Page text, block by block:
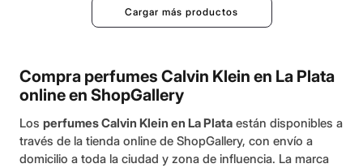
Compra perfumes Calvin Klein en La Plata
online en ShopGallery
Los perfumes Calvin Klein en La Plata están disponibles a
través de la tienda online de ShopGallery, con envío a
domicilio a toda la ciudad y zona de influencia. La marca